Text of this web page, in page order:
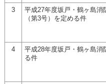
3
平成27年度坂戸・鶴ヶ島消
（第3号）を定める件
4
平成28年度坂戸・鶴ヶ島消
る件